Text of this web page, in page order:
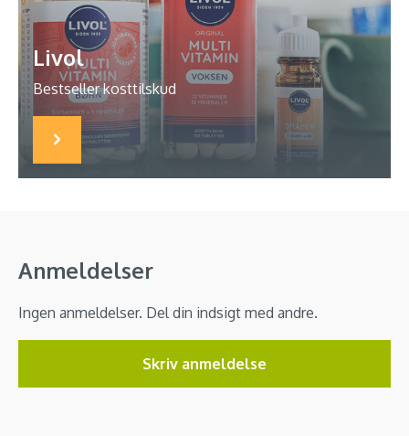
Livol
Bestseller kosttilskud
Anmeldelser
Ingen anmeldelser. Del din indsigt med andre.
Skriv anmeldelse